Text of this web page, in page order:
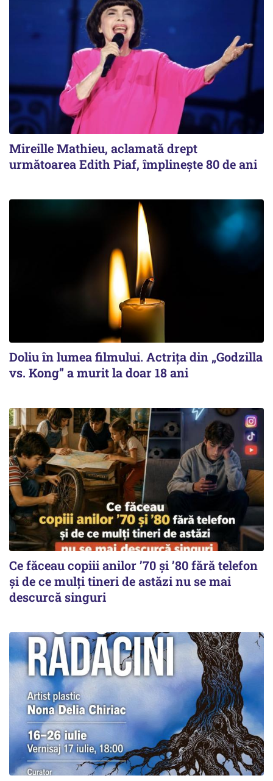
Mireille Mathieu, aclamată drept
următoarea Edith Piaf, împlinește 80 de ani
Doliu în lumea filmului. Actrița din „Godzilla
vs. Kong” a murit la doar 18 ani
Ce făceau copiii anilor ’70 și ’80 fără telefon
și de ce mulți tineri de astăzi nu se mai
descurcă singuri